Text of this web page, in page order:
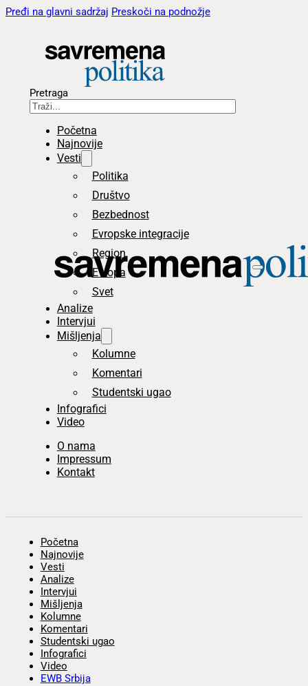
Pređi na glavni sadržaj Preskoči na podnožje
Pretraga
Početna
Najnovije
Vesti
Politika
Društvo
Bezbednost
Evropske integracije
Region
Evropa
Svet
Analize
Intervjui
Mišljenja
Kolumne
Komentari
Studentski ugao
Infografici
Video
O nama
Impressum
Kontakt
Početna
Najnovije
Vesti
Analize
Intervjui
Mišljenja
Kolumne
Komentari
Studentski ugao
Infografici
Video
EWB Srbija